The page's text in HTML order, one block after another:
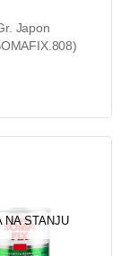
Japon
NA STANJU